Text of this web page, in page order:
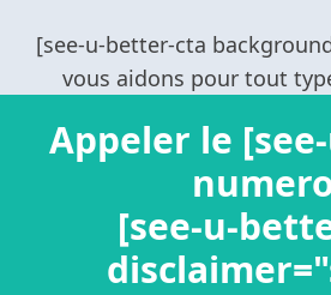
Appeler le
[see-u-